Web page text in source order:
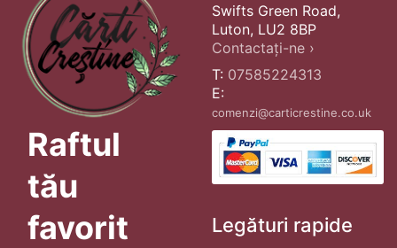
Raftul
tău
favorit
Swifts Green Road,
Luton, LU2 8BP
Contactați-ne ›
T: 07585224313
E:
comenzi@carticrestine.co.uk
Legături rapide